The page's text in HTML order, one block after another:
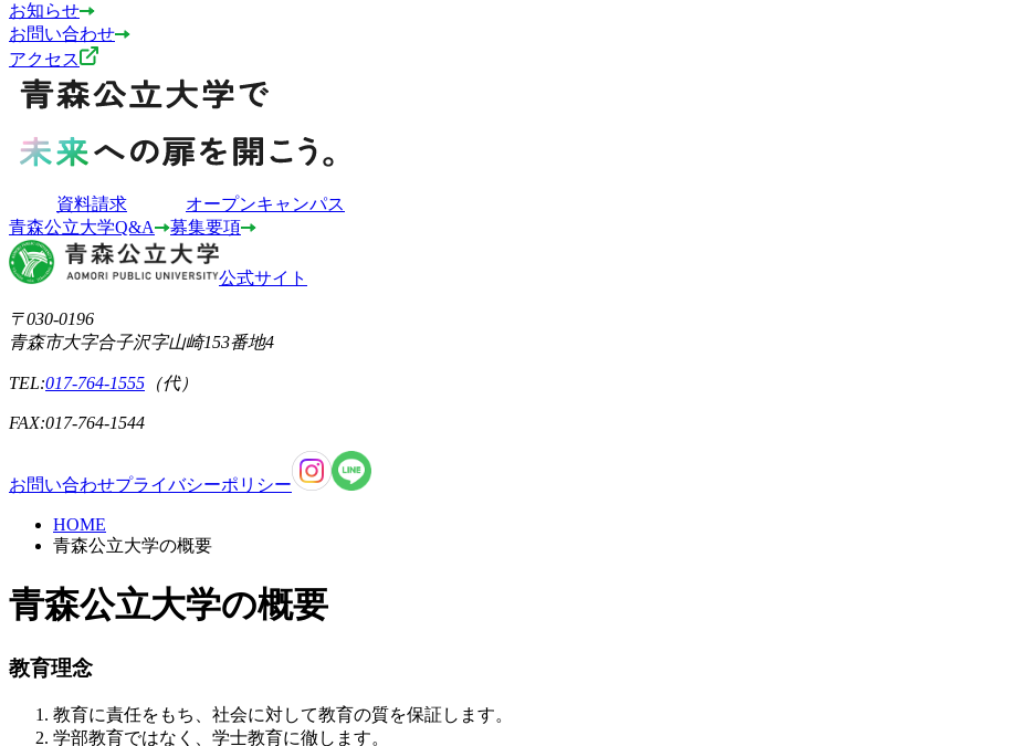
お知らせ
お問い合わせ
アクセス
資料請求
オープンキャンパス
青森公立大学Q&A
募集要項
公式サイト
〒030-0196
青森市大字合子沢字山崎153番地4
TEL:017-764-1555 （代）
FAX:017-764-1544
お問い合わせプライバシーポリシー
HOME
青森公立大学の概要
青森公立大学の概要
教育理念
教育に責任をもち、社会に対して教育の質を保証します。
学部教育ではなく、学士教育に徹します。